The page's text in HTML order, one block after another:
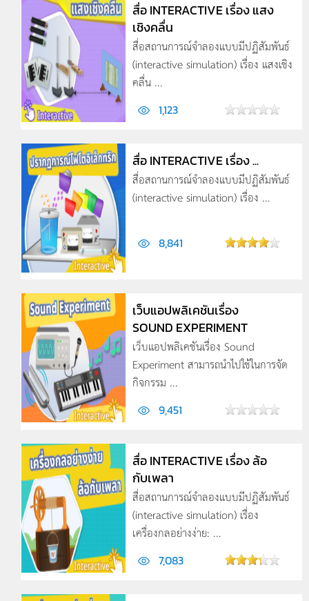
สื่อ INTERACTIVE เรื่อง แสง
เชิงคลื่น
สื่อสถานการณ์จำลองแบบมีปฏิสัมพันธ์
(interactive simulation) เรื่อง แสงเชิง
คลื่น ...
1,123
สื่อ INTERACTIVE เรื่อง ...
สื่อสถานการณ์จำลองแบบมีปฏิสัมพันธ์
(interactive simulation) เรื่อง ...
8,841
เว็บแอปพลิเคชันเรื่อง
SOUND EXPERIMENT
เว็บแอปพลิเคชันเรื่อง Sound
Experiment สามารถนำไปใช้ในการจัด
กิจกรรม ...
9,451
สื่อ INTERACTIVE เรื่อง ล้อ
กับเพลา
สื่อสถานการณ์จำลองแบบมีปฏิสัมพันธ์
(interactive simulation) เรื่อง
เครื่องกลอย่างง่าย: ...
7,083